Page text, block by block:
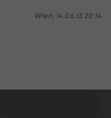
Wien, 14.06.13 20:14